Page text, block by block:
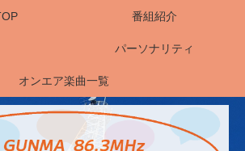
番組紹介
パーソナリティ
オンエア楽曲一覧